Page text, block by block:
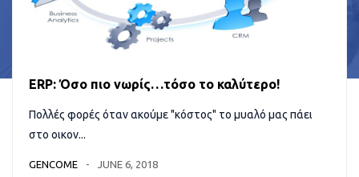
ERP: Όσο πιο νωρίς…τόσο το καλύτερο!
Πολλές φορές όταν ακούμε "κόστος" το μυαλό μας πάει
στο οικον...
GENCOME JUNE 6, 2018